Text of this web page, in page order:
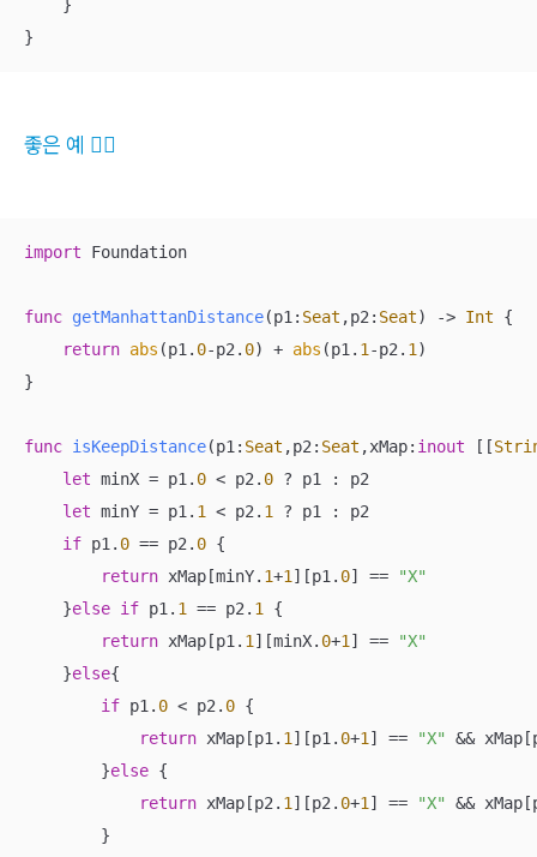
    }
}
좋은 예 👍🏻
import Foundation
func getManhattanDistance(p1 : Seat ,p2 : Seat) -> Int {
return abs (p1. 0-p2. 0) + abs (p1. 1 -p2. 1 )
}
func isKeepDistance(p1 : Seat ,p2 : Seat ,xMap: inout [[
let minX = p1. 0 < p2. 0 ? p1 : p2
let minY = p1. 1 < p2. 1 ? p1 : p2
if p1. 0 == p2. 0 {
return xMap[minY. 1+1 ][p1. 0] ==
"X"
    }
else if p1. 1 == p2. 1
{
return xMap[p1. 1 ][minX. 0+1 ] ==
"X"
    }
else{
if p1. 0 < p2. 0 {
return xMap[p1. 1 ][p1. 0+1 ] == "X" &&
        }
else {
return xMap[p2. 1 ][p2. 0+1 ] == "X" &&
        }